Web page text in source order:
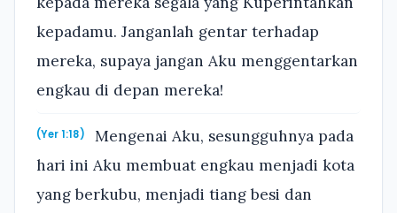
kepadamu. Janganlah gentar terhadap
mereka, supaya jangan Aku menggentarkan
engkau di depan mereka!
(Yer 1:18)
Mengenai Aku, sesungguhnya pada
hari ini Aku membuat engkau menjadi kota
yang berkubu, menjadi tiang besi dan